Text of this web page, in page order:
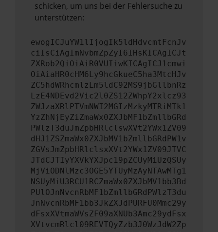
schicken, um uns bei der Fehlersuche zu
unterstützen:
ewogICJuYW1lIjogIk5ldHdvcmtFcnJv
ciIsCiAgImNvbmZpZyI6IHsKICAgICJt
ZXRob2QiOiAiR0VUIiwKICAgICJ1cmwi
OiAiaHR0cHM6Ly9hcGkueC5ha3MtcHJv
ZC5hdWRhcmlzLm5ldC92MS9jbGllbnRz
LzE4NDEvd2Vic2l0ZS12ZWhpY2xlcz93
ZWJzaXRlPTVmNWI2MGIzMzkyMTRiMTk1
YzZhNjEyZiZmaWx0ZXJbMF1bZmllbGRd
PWlzT3duJmZpbHRlclswXVt2YWx1ZV09
dHJ1ZSZmaWx0ZXJbMV1bZmllbGRdPW1v
ZGVsJmZpbHRlclsxXVt2YWx1ZV09JTVC
JTdCJTIyYXVkYXJpc19pZCUyMiUzQSUy
MjViODNlMzc3OGE5YTUyMzAyNTAwMTg1
NSUyMiU3RCU1RCZmaWx0ZXJbMV1bb3Bd
PUlOJnNvcnRbMF1bZmllbGRdPWlzT3du
JnNvcnRbMF1bb3JkZXJdPURFU0Mmc29y
dFsxXVtmaWVsZF09aXNUb3Amc29ydFsx
XVtvcmRlcl09REVTQyZzb3J0WzJdW2Zp